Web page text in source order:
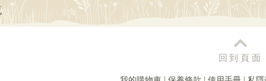
快速瀏覽
回到頁面